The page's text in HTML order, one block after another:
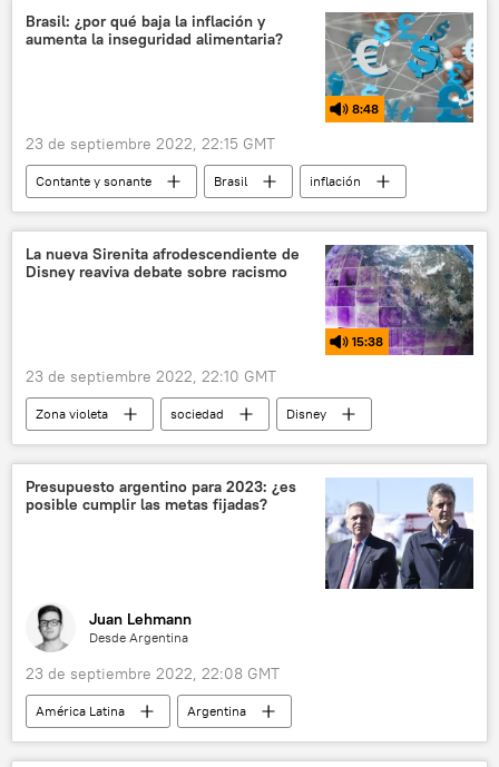
EEUU NASA
Brasil: ¿por qué baja la inflación y
aumenta la inseguridad alimentaria?
8:48
23 de septiembre 2022, 22:15 GMT
Contante y sonante Brasil
inflación
inseguridad
Jair Bolsonaro
Luiz Inacio Lula da Silva
La nueva Sirenita afrodescendiente de
Disney reaviva debate sobre racismo
15:38
23 de septiembre 2022, 22:10 GMT
Zona violeta sociedad
Disney
racismo
🎭 Arte y cultura
cine
sirena
discriminación
afrodescendientes
etnias niños
Presupuesto argentino para 2023: ¿es
posible cumplir las metas fijadas?
Juan Lehmann
Desde Argentina
23 de septiembre 2022, 22:08 GMT
América Latina
Argentina
📈 Mercados y finanzas
inflación